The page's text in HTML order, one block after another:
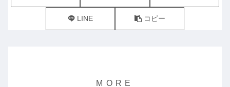
LINE コピー